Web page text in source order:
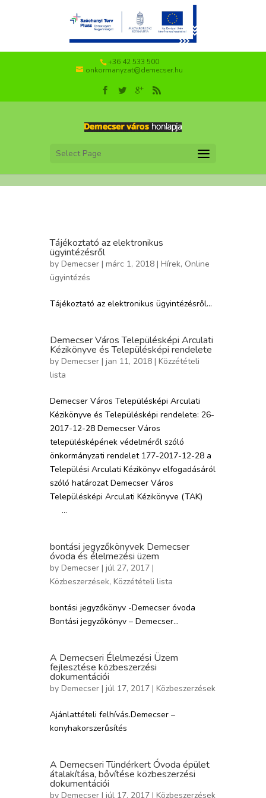
+36 42 533 500
onkormanyzat@demecser.hu
Select Page
Tájékoztató az elektronikus
ügyintézésről
by Demecser | márc 1, 2018 | Hírek, Online
ügyintézés
Tájékoztató az elektronikus ügyintézésről...
Demecser Város Településképi Arculati
Kézikönyve és Településképi rendelete
by Demecser | jan 11, 2018 | Közzétételi
lista
Demecser Város Településképi Arculati
Kézikönyve és Településképi rendelete: 26-
2017-12-28 Demecser Város
településképének védelméről szóló
önkormányzati rendelet 177-2017-12-28 a
Települési Arculati Kézikönyv elfogadásáról
szóló határozat Demecser Város
Településképi Arculati Kézikönyve (TAK)
...
bontási jegyzőkönyvek Demecser
óvoda és élelmezési üzem
by Demecser | júl 27, 2017 |
Közbeszerzések, Közzétételi lista
bontási jegyzőkönyv -Demecser óvoda
Bontási jegyzőkönyv – Demecser...
A Demecseri Élelmezési Üzem
fejlesztése közbeszerzési
dokumentációi
by Demecser | júl 17, 2017 | Közbeszerzések
Ajánlattételi felhívás.Demecser –
konyhakorszerűsítés
A Demecseri Tündérkert Óvoda épület
átalakítása, bővítése közbeszerzési
dokumentációi
by Demecser | júl 17, 2017 | Közbeszerzések